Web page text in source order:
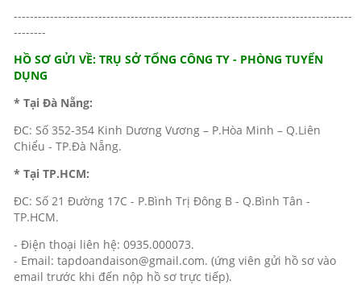
------------------------------------------------------------------------------------
--------
HỒ SƠ GỬI VỀ: TRỤ SỞ TỔNG CÔNG TY - PHÒNG TUYỂN
DỤNG
* Tại Đà Nẵng:
ĐC: Số 352-354 Kinh Dương Vương – P.Hòa Minh – Q.Liên
Chiểu - TP.Đà Nẵng.
* Tại TP.HCM:
ĐC: Số 21 Đường 17C - P.Bình Trị Đông B - Q.Bình Tân -
TP.HCM.
- Điện thoại liên hệ: 0935.000073.
- Email: tapdoandaison@gmail.com. (ứng viên gửi hồ sơ vào
email trước khi đến nộp hồ sơ trực tiếp).